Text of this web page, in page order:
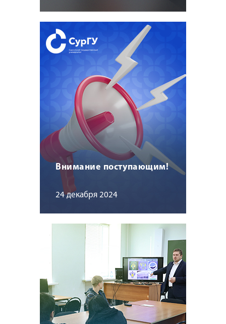
Внимание поступающим!
24 декабря 2024